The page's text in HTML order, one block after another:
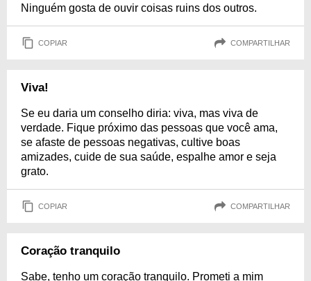
Ninguém gosta de ouvir coisas ruins dos outros.
COPIAR COMPARTILHAR
Viva!
Se eu daria um conselho diria: viva, mas viva de
verdade. Fique próximo das pessoas que você ama,
se afaste de pessoas negativas, cultive boas
amizades, cuide de sua saúde, espalhe amor e seja
grato.
COPIAR COMPARTILHAR
Coração tranquilo
Sabe, tenho um coração tranquilo. Prometi a mim